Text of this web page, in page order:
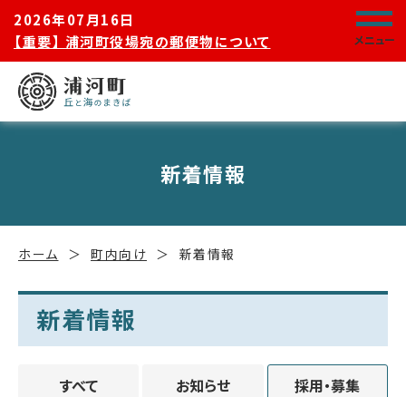
2026年07月16日
【重要】 浦河町役場宛の郵便物について
メニュー
新着情報
ホーム 町内向け 新着情報
新着情報
すべて お知らせ 採用・募集